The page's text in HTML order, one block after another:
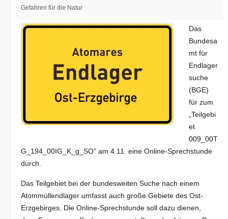
Gefahren für die Natur
Das
Bundesa
mt für
Endlager
suche
(BGE)
für zum
„Teilgebi
et
009_00T
G_194_00IG_K_g_SO“ am 4.11. eine Online-Sprechstunde
durch.
Das Teilgebiet bei der bundesweiten Suche nach einem
Atommüllendlager umfasst auch große Gebiete des Ost-
Erzgebirges. Die Online-Sprechstunde soll dazu dienen,